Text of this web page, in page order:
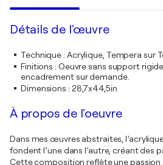
Détails de l'œuvre
Technique: Acrylique, Tempera sur
Finitions : Oeuvre sans support
encadrement sur demande.
Dimensions : 28,7x44,5in
À propos de l'oeuvre
Dans mes œuvres abstraites,
fondent l’une dans l’autre, créant des
Cette composition reflète une